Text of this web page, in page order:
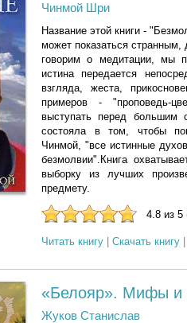
Чинмой Шри
Название этой книги -
может показаться
говорим о медитации, мы
истина передается
взгляда, жеста,
примеров - "проповедь-
выступать перед большим
состояла в том, чтобы
Чинмой, "все истинные
безмолвии".Книга
выборку из лучших
предмету.
4.8 из 5
Читать книгу Скачать книгу
«Белояр». Мифы и
Жуков Станислав